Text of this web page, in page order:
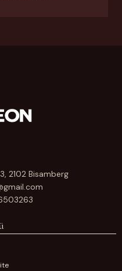
2102 Bisamberg